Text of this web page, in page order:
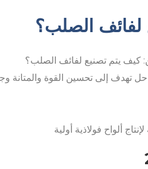
لفائف الصلب؟
كيف يتم تصنيع لفائف الصلب؟